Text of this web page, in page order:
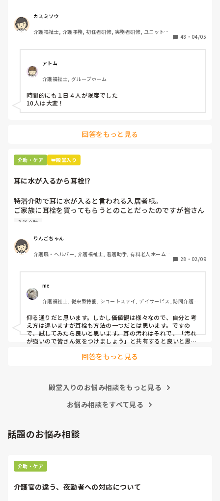
午前中に5人、午後から1人助っ人つけるので5人入れて下さ
いとのことです。
ここはほぼ全員寝たきりの方ですよ。ありえますか？
カスミソウ
介護福祉士, 介護事務, 初任者研修, 実務者研修, ユニット型
48 ・ 04/05
アトム
介護福祉士, グループホーム
時間的にも１日４人が限度でした
10人は大変！
回答をもっと見る
介助・ケア 👑殿堂入り
耳に水が入るから耳栓⁉︎
特浴介助で耳に水が入ると言われる入居者様。
ご家族に耳栓を買ってもらうとのことだったのですが皆さん
どう思われますか？
思ったのですがパートなためあまり強く言えず…
また洗髪後どうやら耳を拭いてない様子。あとから耳を拭い
て欲しいと言われて拭くととても汚いのですが、耳栓よりも
耳栓の管理も大変だと思いますし（衛生的に消毒なども必要
かと）、皆さんどう思われますか？
入浴介助
りんごちゃん
介護職・ヘルパー, 介護福祉士, 看護助手, 有料老人ホーム,
28 ・ 02/09
me
介護福祉士, 従来型特養, ショートステイ, デイサービス, 訪問介護,
仰る通りだと思います。しかし価値観は様々なので、自分と考
え方は違いますが耳栓も方法の一つだとは思います。ですの
で、試してみたら良いと思います。耳の汚れはそれで、「汚れ
が強いので皆さん気をつけましょう」と共有すると良いと思い
回答をもっと見る
殿堂入りのお悩み相談をもっと見る
お悩み相談をすべて見る
話題のお悩み相談
介助・ケア
介護官の違う、夜勤者への対応について